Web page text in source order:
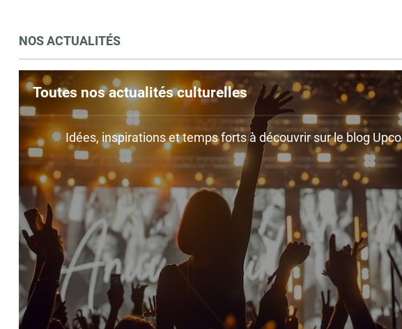
NOS ACTUALITÉS
Toutes nos actualités culturelles
Idées, inspirations et temps forts à découvrir sur le blog